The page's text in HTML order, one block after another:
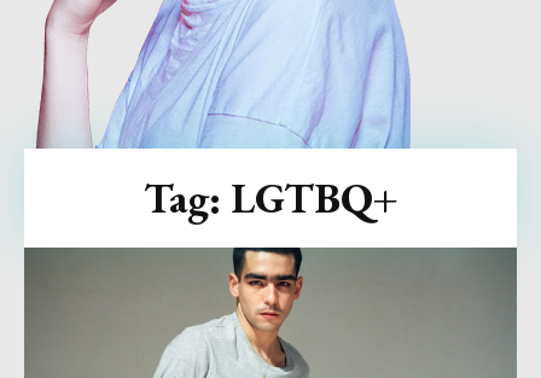
Tag: LGTBQ+